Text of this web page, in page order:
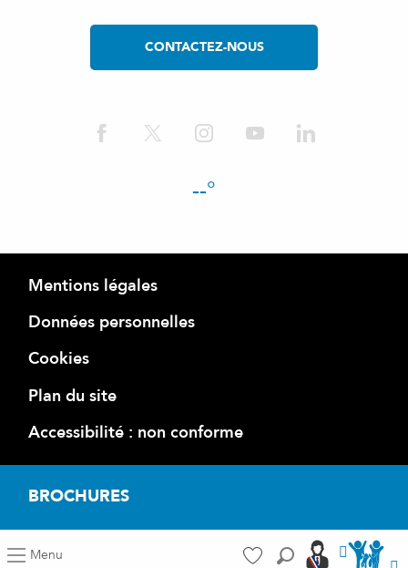
Menu Accéder aus
CONTACTEZ-NOUS
--°
Mentions légales
Données personnelles
Cookies
Plan du site
Accessibilité : non conforme
BROCHURES